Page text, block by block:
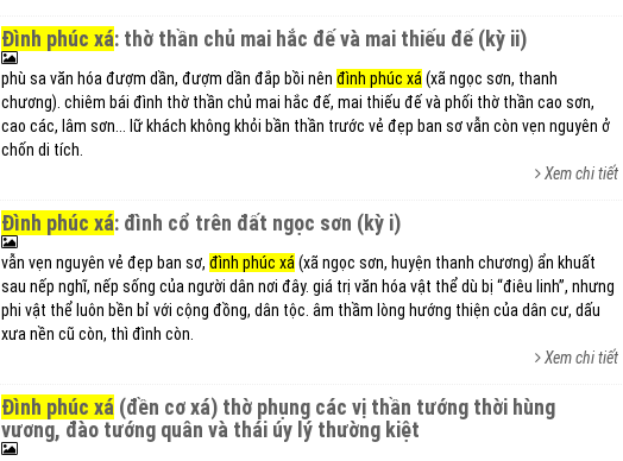
đình phúc xá: thờ thần chủ mai hắc đế và mai thiếu đế (kỳ ii)
phù sa văn hóa đượm dần, đượm dần đắp bồi nên đình phúc xá (xã ngọc sơn, thanh
chương). chiêm bái đình thờ thần chủ mai hắc đế, mai thiếu đế và phối thờ thần cao sơn,
cao các, lâm sơn... lữ khách không khỏi bần thần trước vẻ đẹp ban sơ vẫn còn vẹn nguyên ở
chốn di tích.
Xem chi tiết
đình phúc xá: đình cổ trên đất ngọc sơn (kỳ i)
vẫn vẹn nguyên vẻ đẹp ban sơ, đình phúc xá (xã ngọc sơn, huyện thanh chương) ẩn khuất
sau nếp nghĩ, nếp sống của người dân nơi đây. giá trị văn hóa vật thể dù bị “điêu linh”, nhưng
phi vật thể luôn bền bỉ với cộng đồng, dân tộc. âm thầm lòng hướng thiện của dân cư, dấu
xưa nền cũ còn, thì đình còn.
Xem chi tiết
đình phúc xá (đền cơ xá) thờ phụng các vị thần tướng thời hùng
vương, đào tướng quân và thái úy lý thường kiệt